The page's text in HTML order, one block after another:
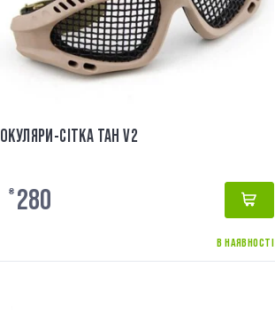
ОКУЛЯРИ-СІТКА ТАН V2
₴ 280
В НАЯВНОСТІ